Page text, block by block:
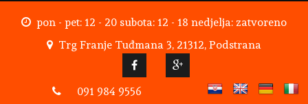
pon - pet: 12 - 20 subota: 12 - 18 nedjelja: zatvoreno
Trg Franje Tuđmana 3, 21312, Podstrana
091 984 9556